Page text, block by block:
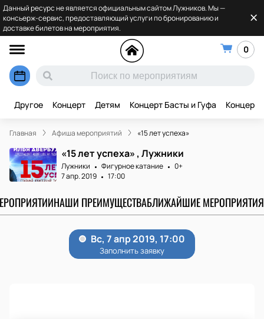
Данный ресурс не является официальным сайтом Лужников. Мы —
консьерж-сервис, предоставляющий услуги по бронированию и
доставке билетов на мероприятия.
0
Другое Концерт Детям Концерт Басты и Гуфа Концерт
Главная Афиша мероприятий «15 лет успеха»
«15 лет успеха» , Лужники
Лужники Фигурное катание
0+
7 апр. 2019
17:00
НАШИ ПРЕИМУЩЕСТВАБЛИЖАЙШИЕ МЕРОПРИЯТИЯ